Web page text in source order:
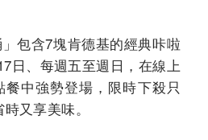
包含7塊肯德基的經典咔啦
日、每週五至週日，在線上
中強勢登場，限時下殺只
又享美味。